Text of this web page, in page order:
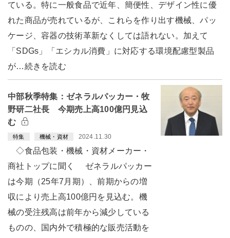
ている。特に一般食品で近年、簡便性、デザイン性に優
れた商品が売れているが、これらを作り出す機械、パッ
ケージ、容器の技術革新なくしては語れない。加えて
「SDGs」「エシカル消費」に対応する環境配慮型製品
が…続きを読む
中部秋季特集：ゼネラルパッカー・牧
野研二社長 今期売上高100億円見込
む
特集 機械・資材 2024.11.30
◇食品包装・機械・資材メーカー・
商社トップに聞く ゼネラルパッカー
は今期（25年7月期）、前期からの増
収により売上高100億円を見込む。機
械の受注残高は前年から減少している
ものの、国内外で積極的な販売活動を